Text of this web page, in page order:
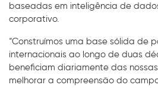
baseadas em inteligência de
corporativo.
“Construímos uma base sólida de
internacionais ao longo de duas
beneficiam diariamente das
melhorar a compreensão do